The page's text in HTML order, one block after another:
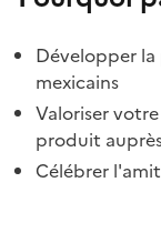
Développer la
mexicains
Valoriser
produit
Célébrer